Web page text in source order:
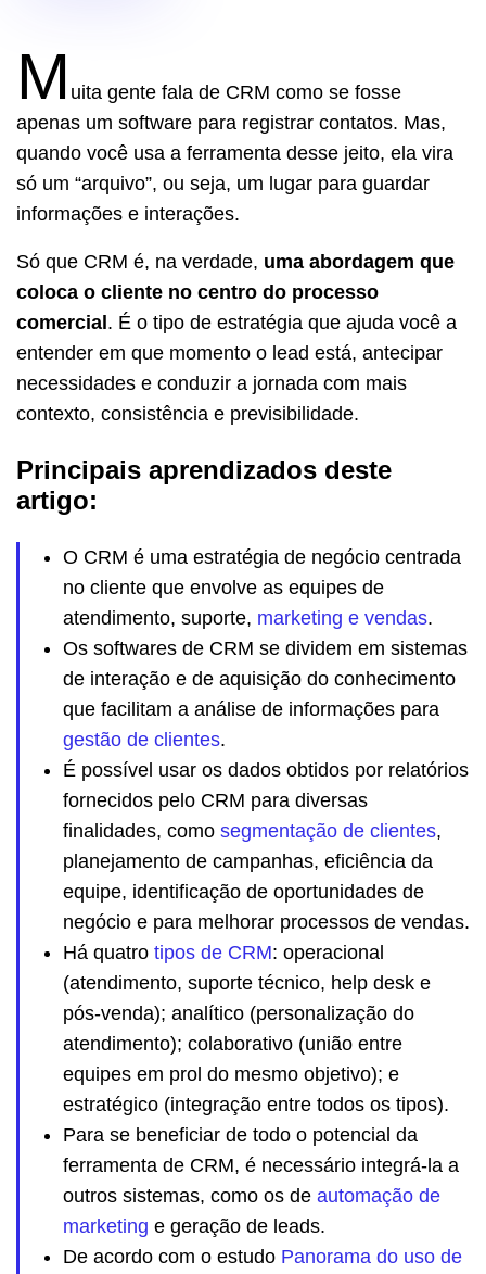
M uita gente fala de CRM como se fosse
apenas um software para registrar contatos. Mas,
quando você usa a ferramenta desse jeito, ela vira
só um “arquivo”, ou seja, um lugar para guardar
informações e interações.
Só que CRM é, na verdade, uma abordagem que
coloca o cliente no centro do processo
comercial. É o tipo de estratégia que ajuda você a
entender em que momento o lead está, antecipar
necessidades e conduzir a jornada com mais
contexto, consistência e previsibilidade.
Principais aprendizados deste
artigo:
O CRM é uma estratégia de negócio centrada
no cliente que envolve as equipes de
atendimento, suporte, marketing e vendas.
Os softwares de CRM se dividem em sistemas
de interação e de aquisição do conhecimento
que facilitam a análise de informações para
gestão de clientes.
É possível usar os dados obtidos por relatórios
fornecidos pelo CRM para diversas
finalidades, como segmentação de clientes,
planejamento de campanhas, eficiência da
equipe, identificação de oportunidades de
negócio e para melhorar processos de vendas.
Há quatro tipos de CRM: operacional
(atendimento, suporte técnico, help desk e
pós-venda); analítico (personalização do
atendimento); colaborativo (união entre
equipes em prol do mesmo objetivo); e
estratégico (integração entre todos os tipos).
Para se beneficiar de todo o potencial da
ferramenta de CRM, é necessário integrá-la a
outros sistemas, como os de automação de
marketing e geração de leads.
De acordo com o estudo Panorama do uso de